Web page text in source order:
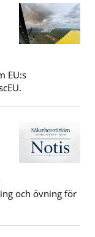
EU:s
och övning för